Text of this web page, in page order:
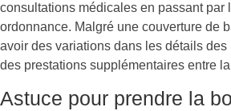
consultations médicales en passant par
ordonnance. Malgré une couverture de
avoir des variations dans les détails des
des prestations supplémentaires entre
Astuce pour prendre la